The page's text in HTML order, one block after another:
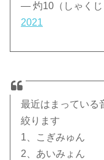
— 灼10（しゃくじ
2021
最近はまっている
絞ります
1、こぎみゅん
2、あいみょん